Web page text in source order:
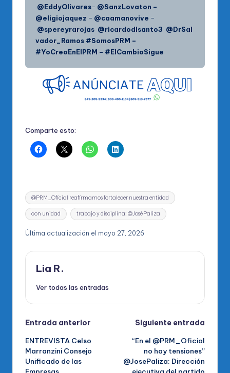
@EddyOlivares– @SanzLovaton –
@eligiojaquez – @caamanovive –
@spereyrarojas @ricardodlsanto3 @DrSal
vador_Ramos #SomosPRM –
#YoCreoEnElPRM – #ElCambioSigue
Comparte esto:
Etiquetas:
@PRM_Oficial reafirmamos fortalecer nuestra entidad
con unidad trabajo y disciplina: @JoséPaliza
Última actualización el mayo 27, 2026
Lia R.
Ver todas las entradas
Navegación
de
entradas
Entrada anterior
ENTREVISTA Celso
Marranzini Consejo
Unificado de las
Siguiente entrada
“En el @PRM_Oficial
no hay tensiones”
@JosePaliza: Dirección